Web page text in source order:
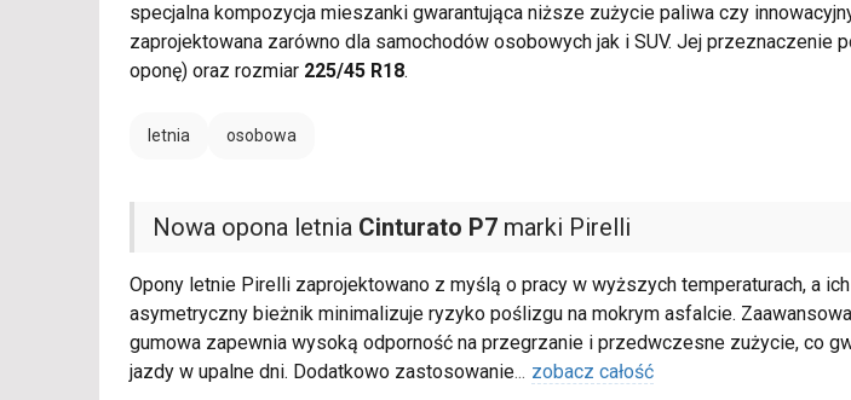
specjalna kompozycja mieszanki gwarantująca niższe zużycie paliwa czy
zaprojektowana zarówno dla samochodów osobowych jak i SUV. Jej
oponę) oraz rozmiar 225/45 R18.
letnia osobowa
Nowa opona letnia Cinturato P7 marki Pirelli
Opony letnie Pirelli zaprojektowano z myślą o pracy w wyższych temperaturach, a
asymetryczny bieżnik minimalizuje ryzyko poślizgu na mokrym asfalcie.
gumowa zapewnia wysoką odporność na przegrzanie i przedwczesne zużycie, co
jazdy w upalne dni. Dodatkowo zastosowanie... zobacz całość